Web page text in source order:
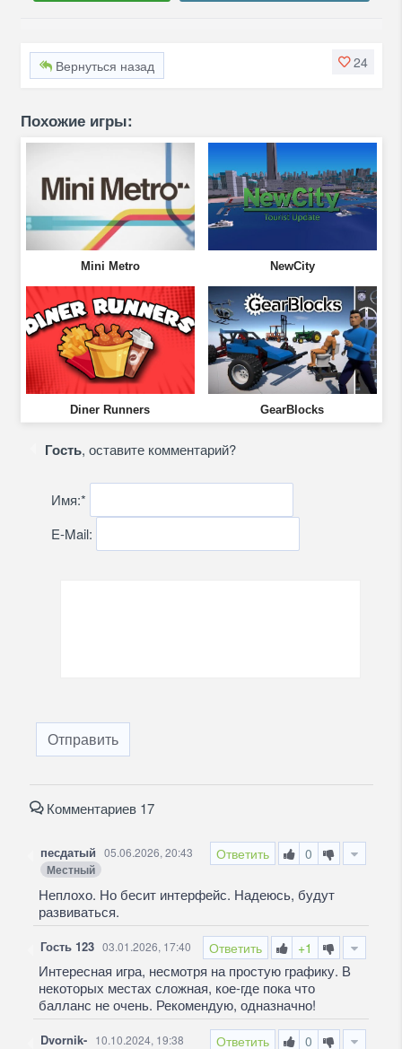
24
Вернуться назад
Похожие игры:
Mini Metro NewCity
Diner Runners GearBlocks
Гость, оставите комментарий?
Имя:*
E-Mail:
Отправить
Комментариев 17
Ответить 0
песдатый 05.06.2026, 20:43
Местный
Неплохо. Но бесит интерфейс. Надеюсь, будут
развиваться.
Ответить +1
Гость 123 03.01.2026, 17:40
Интересная игра, несмотря на простую графику. В
некоторых местах сложная, кое-где пока что
балланс не очень. Рекомендую, одназначно!
Ответить 0
Dvornik- 10.10.2024, 19:38